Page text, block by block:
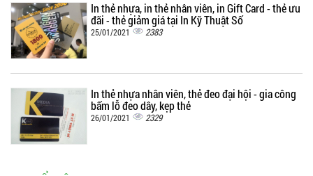
In thẻ nhựa, in thẻ nhân viên, in Gift Card - thẻ ưu
đãi - thẻ giảm giá tại In Kỹ Thuật Số
25/01/2021 2383
In thẻ nhựa nhân viên, thẻ đeo đại hội - gia công
bấm lỗ đeo dây, kẹp thẻ
26/01/2021 2329